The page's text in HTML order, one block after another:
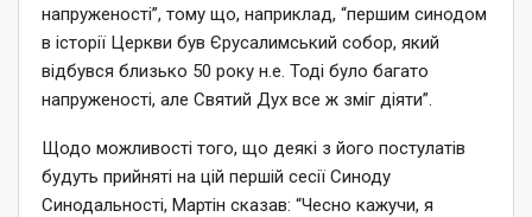
напруженості”, тому що, наприклад, “першим синодом
в історії Церкви був Єрусалимський собор, який
відбувся близько 50 року н.е. Тоді було багато
напруженості, але Святий Дух все ж зміг діяти”.
Щодо можливості того, що деякі з його постулатів
будуть прийняті на цій першій сесії Синоду
Синодальності, Мартін сказав: “Чесно кажучи, я